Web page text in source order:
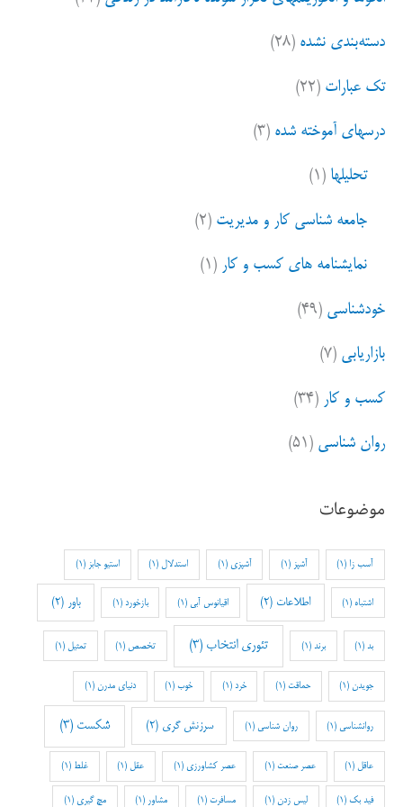
دسته‌بندی نشده (۲۸)
تک عبارات (۲۲)
درسهای آموخته شده (۳)
تحلیلها (۱)
جامعه شناسی کار و مدیریت (۲)
نمایشنامه های کسب و کار (۱)
خودشناسی (۴۹)
بازاریابی (۷)
کسب و کار (۳۴)
روان شناسی (۵۱)
موضوعات
آسب زا (1) آشپز (1) آشپزی (1) استدلال (1) استیو جابز (1)
اشتباه (1) اطلاعات (2) اقیانوس آبی (1) بازخورد (1) باور (2)
بد(1) برند (1) تئوری انتخاب (3) تخصص (1) تمثیل (1)
جویدن (1) حماقت (1) خرد (1) خوب(1) دنیای مدرن (1)
روانشناسی (1) روان شناسی (1) سرزنش گری (2) شکست (3)
عاقل (1) عصر صنعت (1) عصر کشاورزی (1) عقل (1) غلط (1)
فید بک(1) لیس زدن (1) مسافرت (1) مشاور (1) مچ گیری (1)